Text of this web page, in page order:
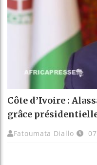
Côte d’Ivoire :
grâce présidentielle
Fatoumata Diallo